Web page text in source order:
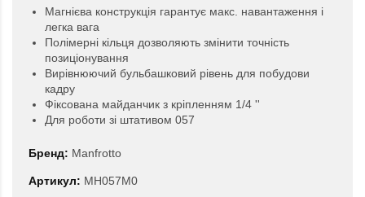
Магнієва конструкція гарантує макс. навантаження і
легка вага
Полімерні кільця дозволяють змінити точність
позиціонування
Вирівнюючий бульбашковий рівень для побудови
кадру
Фіксована майданчик з кріпленням 1/4 ''
Для роботи зі штативом 057
Бренд: Manfrotto
Артикул: MH057M0